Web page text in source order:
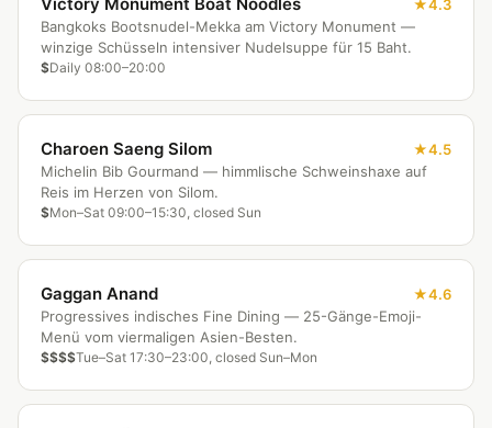
4.3
Bangkoks Bootsnudel-Mekka am Victory Monument —
winzige Schüsseln intensiver Nudelsuppe für 15 Baht.
$Daily 08:00–20:00
Charoen Saeng Silom
4.5
Michelin Bib Gourmand — himmlische Schweinshaxe auf
Reis im Herzen von Silom.
$Mon–Sat 09:00–15:30, closed Sun
Gaggan Anand
4.6
Progressives indisches Fine Dining — 25-Gänge-Emoji-
Menü vom viermaligen Asien-Besten.
$$$$Tue–Sat 17:30–23:00, closed Sun–Mon